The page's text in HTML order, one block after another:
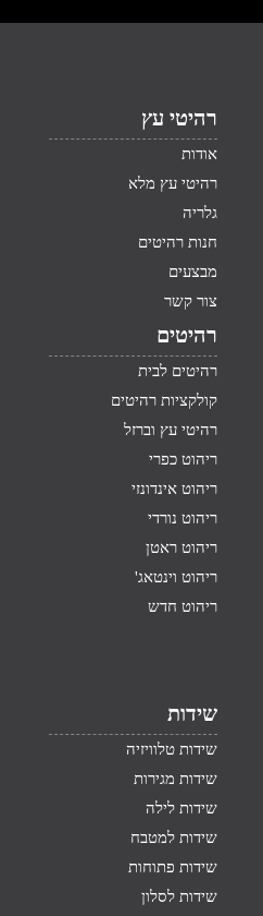
רהיטי עץ
אודות
רהיטי עץ מלא
גלריה
חנות רהיטים
מבצעים
צור קשר
רהיטים
רהיטים לבית
קולקציות רהיטים
רהיטי עץ וברזל
ריהוט כפרי
ריהוט אינדונזי
ריהוט נורדי
ריהוט ראטן
ריהוט וינטאג'
ריהוט חדש
שידות
שידות טלוויזיה
שידות מגירות
שידות לילה
שידות למטבח
שידות פתוחות
שידות לסלון